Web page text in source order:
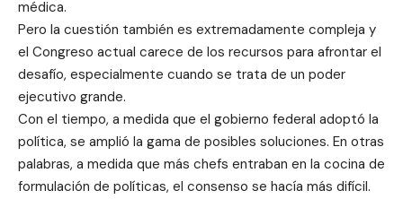
médica.
Pero la cuestión también es extremadamente compleja y
el Congreso actual carece de los recursos para afrontar el
desafío, especialmente cuando se trata de un poder
ejecutivo grande.
Con el tiempo, a medida que el gobierno federal adoptó la
política, se amplió la gama de posibles soluciones. En otras
palabras, a medida que más chefs entraban en la cocina de
formulación de políticas, el consenso se hacía más difícil.